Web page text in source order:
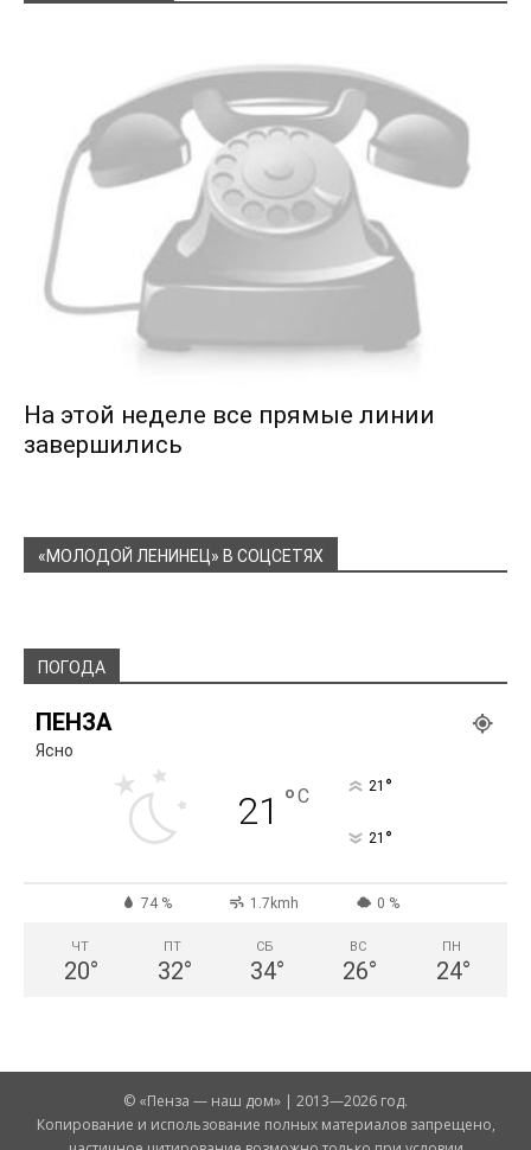
На этой неделе все прямые линии
завершились
«МОЛОДОЙ ЛЕНИНЕЦ» В СОЦСЕТЯХ
ПОГОДА
ПЕНЗА
Ясно
21 °C 21 °
21 °
74 % 1.7kmh 0 %
ЧТ
20°
ПТ
32°
СБ
34°
ВС
26°
ПН
24°
© «Пенза — наш дом» | 2013—2026 год.
Копирование и использование полных материалов запрещено,